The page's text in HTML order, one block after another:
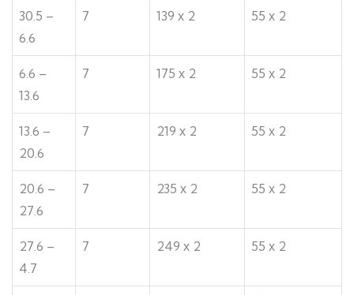
30.5 –
6.6
7 139 х 2 55 х 2
6.6 –
13.6
7 175 х 2 55 х 2
13.6 –
20.6
7 219 х 2 55 х 2
20.6 –
27.6
7 235 х 2 55 х 2
27.6 –
4.7
7 249 х 2 55 х 2